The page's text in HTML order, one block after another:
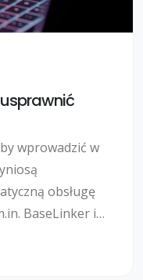
wprowadzić w
obsługę
BaseLinker i
paczki